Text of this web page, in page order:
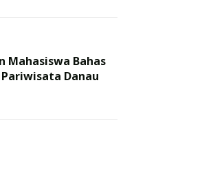
Mahasiswa Bahas
Danau